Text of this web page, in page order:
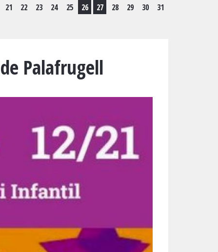
21
22
23
24
25
26
27
28
29
30
31
Palafrugell